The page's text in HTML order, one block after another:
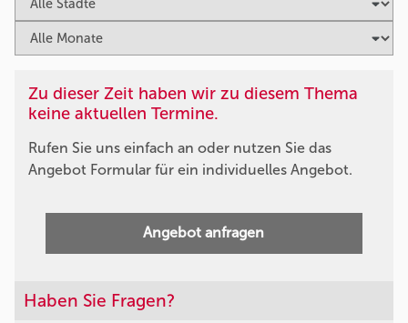
Zu dieser Zeit haben wir zu diesem Thema
keine aktuellen Termine.
Rufen Sie uns einfach an oder nutzen Sie das
Angebot Formular für ein individuelles Angebot.
Angebot anfragen
Haben Sie Fragen?